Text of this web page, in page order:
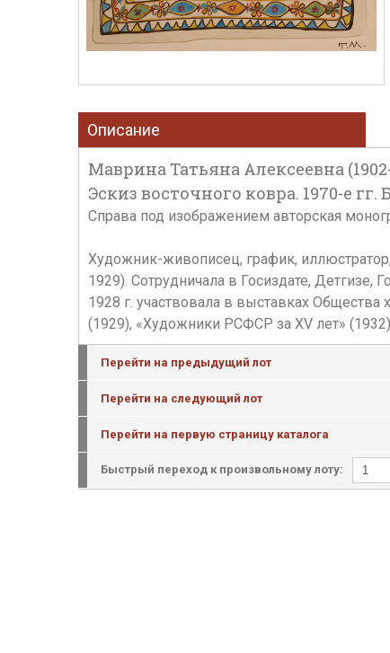
Описание
Маврина Татьяна Алексеевна
Эскиз восточного ковра. 1970-е гг.
Справа под изображением авторская
Художник-живописец, график,
1929). Сотрудничала в Госиздате, Детгизе,
1928 г. участвовала в выставках
(1929), «Художники РСФСР за XV лет»
Перейти на предыдущий лот
Перейти на следующий лот
Перейти на первую страницу каталога
Быстрый переход к произвольному лоту: